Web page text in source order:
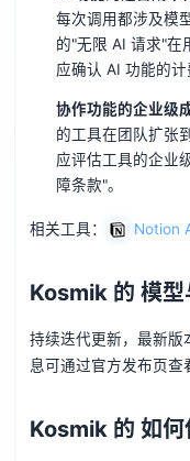
每次调用都涉及模
的"无限 AI 请求"在
应确认 AI 功能的计
协作功能的企业级
的工具在团队扩张
应评估工具的企业
障条款"。
相关工具： Notion
Kosmik 的 模型
持续迭代更新，最新版
息可通过官方发布页查
Kosmik 的 如何